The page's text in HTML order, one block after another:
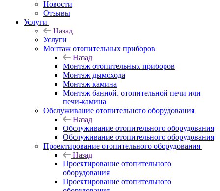
Новости
Отзывы
Услуги
Назад
Услуги
Монтаж отопительных приборов
Назад
Монтаж отопительных приборов
Монтаж дымохода
Монтаж камина
Монтаж банной, отопительной печи или
печи-камина
Обслуживание отопительного оборудования
Назад
Обслуживание отопительного оборудования
Обслуживание отопительного оборудования
Проектирование отопительного оборудования
Назад
Проектирование отопительного
оборудования
Проектирование отопительного